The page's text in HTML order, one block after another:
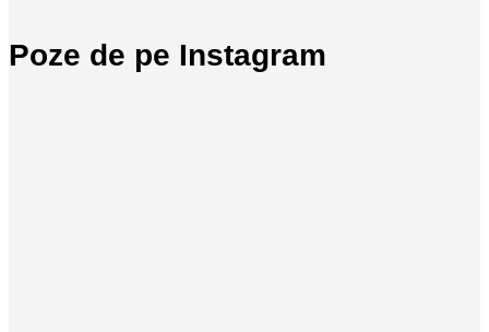
Poze de pe Instagram